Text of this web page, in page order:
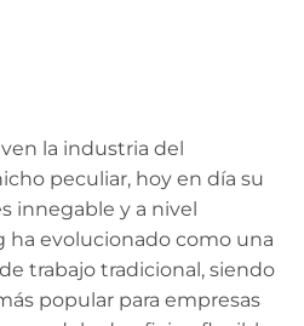
la industria del
peculiar, hoy en día su
innegable y a nivel
ha evolucionado como una
trabajo tradicional, siendo
popular para empresas